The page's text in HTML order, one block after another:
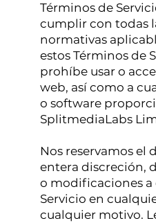
Términos de
cumplir con todas
normativas
estos Términos de
prohíbe usar o
web, así como a
o software
SplitmediaLabs
Nos reservamos el
entera discreción,
o modificaciones a
Servicio en
cualquier motivo.